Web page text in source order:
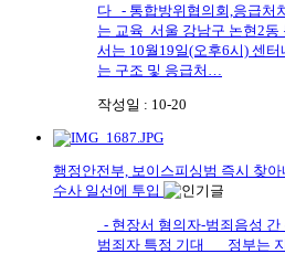
다 - 통합방위협의회,응급처
는 교육 서울 강남구 논현2동
서는 10월19일(오후6시) 센
는 구조 및 응급처…
작성일 : 10-20
행정안전부, 보이스피싱범 즉시 찾아
수사 일선에 투입
- 현장서 혐의자-범죄음성
범죄자 특정 기대 정부는 지